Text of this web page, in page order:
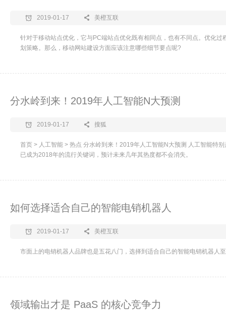
2019-01-17 美橙互联
针对于移动站点优化，它与PC端站点优化既有相同点，也有不同点。优化过
划策略。那么，移动网站建设方面应该注意哪些细节要点呢?
分水岭到来！2019年人工智能N大预测
2019-01-17 搜狐
首页 > 人工智能 > 热点 分水岭到来！2019年人工智能N大预测 人工智能特
已成为2018年的流行关键词，预计未来几年其热度都不会消失。
如何选择适合自己的智能电销机器人
2019-01-17 美橙互联
市面上的电销机器人品牌也是五花八门，选择到适合自己的智能电销机器人
领域输出才是 PaaS 的核心竞争力